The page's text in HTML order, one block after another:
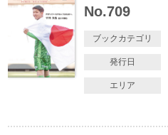
No.709
ブックカテゴリ
発行日
エリア